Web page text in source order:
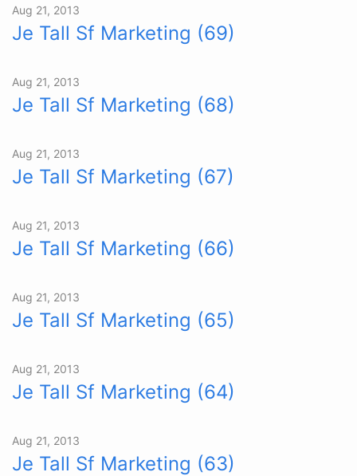
Aug 21, 2013
Je Tall Sf Marketing (69)
Aug 21, 2013
Je Tall Sf Marketing (68)
Aug 21, 2013
Je Tall Sf Marketing (67)
Aug 21, 2013
Je Tall Sf Marketing (66)
Aug 21, 2013
Je Tall Sf Marketing (65)
Aug 21, 2013
Je Tall Sf Marketing (64)
Aug 21, 2013
Je Tall Sf Marketing (63)